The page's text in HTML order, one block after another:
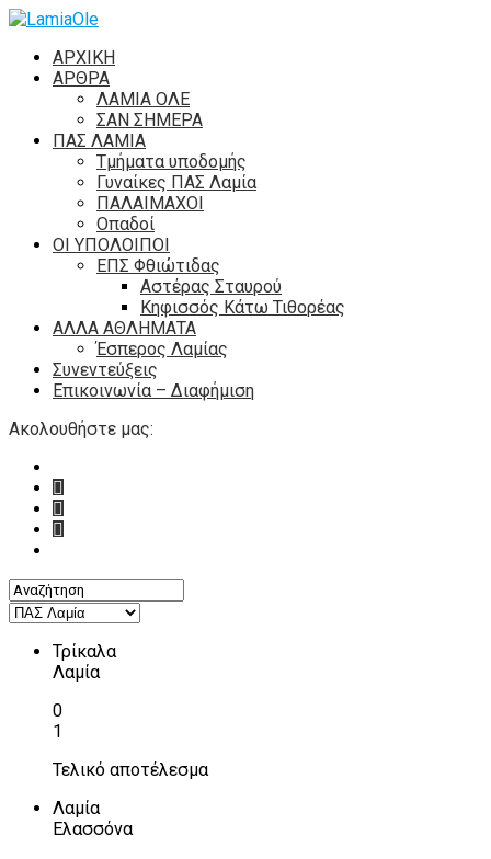
ΑΡΧΙΚΗ
ΑΡΘΡΑ
ΛΑΜΙΑ ΟΛΕ
ΣΑΝ ΣΗΜΕΡΑ
ΠΑΣ ΛΑΜΙΑ
Τμήματα υποδομής
Γυναίκες ΠΑΣ Λαμία
ΠΑΛΑΙΜΑΧΟΙ
Οπαδοί
ΟΙ ΥΠΟΛΟΙΠΟΙ
ΕΠΣ Φθιώτιδας
Αστέρας Σταυρού
Κηφισσός Κάτω Τιθορέας
ΑΛΛΑ ΑΘΛΗΜΑΤΑ
Έσπερος Λαμίας
Συνεντεύξεις
Επικοινωνία – Διαφήμιση
Ακολουθήστε μας:
Τρίκαλα
Λαμία
0
1
Τελικό αποτέλεσμα
Λαμία
Ελασσόνα